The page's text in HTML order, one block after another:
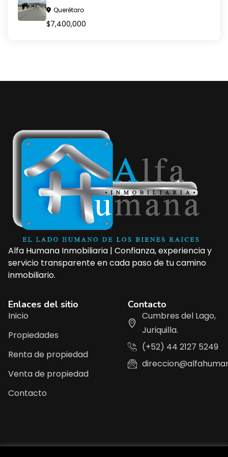
Querétaro
$7,400,000
Alfa Humana Inmobiliaria | Confianza, experiencia y
servicio transparente en cada paso de tu camino
inmobiliario.
Enlaces del sitio
Inicio
Propiedades
Renta de propiedad
Venta de propiedad
Contacto
Contacto
Cumbres del Lago,
Juriquilla.
(+52) 44 2127 5249